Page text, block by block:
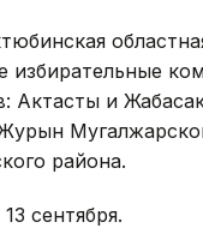
избирательные
Актасты и
района.
сентября.